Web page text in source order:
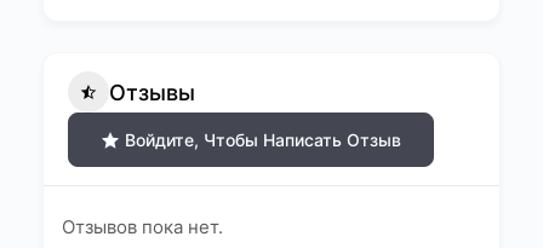
Отзывы
Войдите, Чтобы Написать Отзыв
Отзывов пока нет.